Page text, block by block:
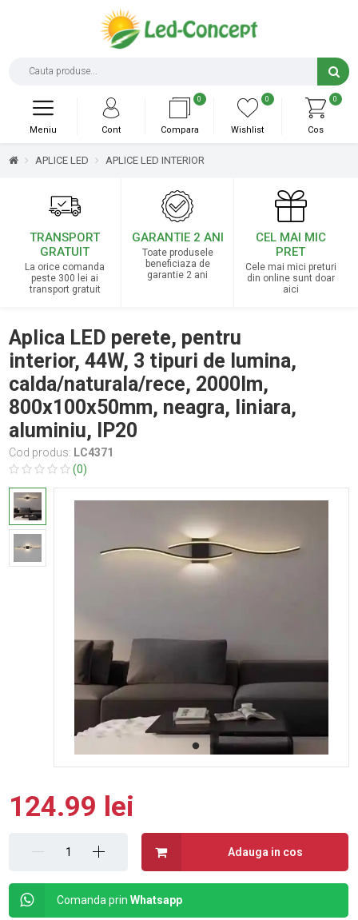
0
Cos
0
Wishlist
0
Compara
Cont
Meniu
APLICE LED APLICE LED INTERIOR
TRANSPORT
GRATUIT
La orice comanda
peste 300 lei ai
transport gratuit
GARANTIE 2 ANI
Toate produsele
beneficiaza de
garantie 2 ani
CEL MAI MIC
PRET
Cele mai mici preturi
din online sunt doar
aici
Aplica LED perete, pentru
interior, 44W, 3 tipuri de lumina,
calda/naturala/rece, 2000lm,
800x100x50mm, neagra, liniara,
aluminiu, IP20
Cod produs: LC4371
(0)
124.99 lei
Adauga in cos
Comanda prinWhatsapp